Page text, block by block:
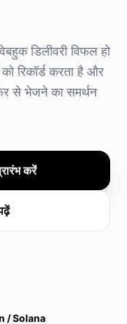
डिलीवरी विफल हो
रिकॉर्ड करता है और
से भेजने का समर्थन
करें
/ Solana